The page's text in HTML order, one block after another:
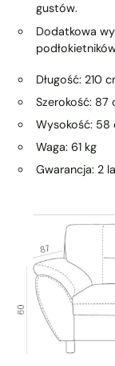
gustów.
Dodatkowa
Długość: 210
Szerokość: 87
Wysokość: 58
Waga: 61 kg
Gwarancja: 2